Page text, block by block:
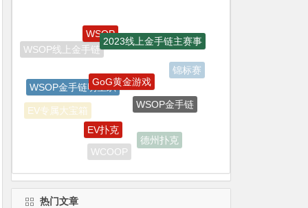
WSOP天堂岛
EV扑克战队
WSOP金手链明星趴
GoG黄金游戏
WSOP金手链
德州扑克
WCOOP
EV扑克
热门文章